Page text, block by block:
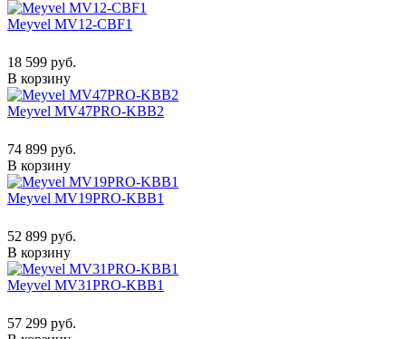
Meyvel MV12-CBF1
18 599 руб.
В корзину
Meyvel MV47PRO-KBB2
74 899 руб.
В корзину
Meyvel MV19PRO-KBB1
52 899 руб.
В корзину
Meyvel MV31PRO-KBB1
57 299 руб.